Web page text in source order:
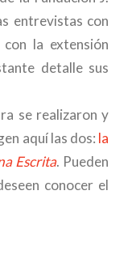
entrevistas con
la extensión
detalle sus
se realizaron y
aquí las dos: la
Escrita. Pueden
conocer el